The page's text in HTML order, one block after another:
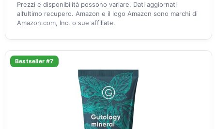
Prezzi e disponibilità possono variare. Dati aggiornati
all’ultimo recupero. Amazon e il logo Amazon sono marchi di
Amazon.com, Inc. o sue affiliate.
Bestseller #7